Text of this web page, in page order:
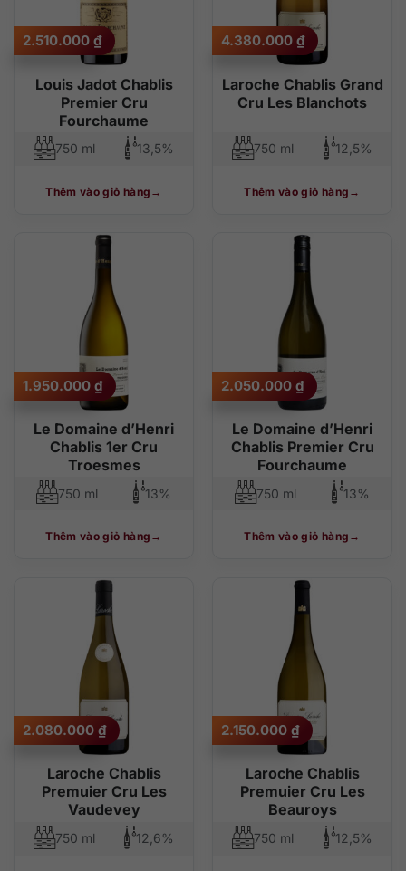
Louis Jadot Chablis
Premier Cru
Fourchaume
2.510.000 ₫
750 ml 13,5%
Thêm vào giỏ hàng
Laroche Chablis Grand
Cru Les Blanchots
4.380.000 ₫
750 ml 12,5%
Thêm vào giỏ hàng
Le Domaine d’Henri
Chablis 1er Cru
Troesmes
1.950.000 ₫
750 ml 13%
Thêm vào giỏ hàng
Le Domaine d’Henri
Chablis Premier Cru
Fourchaume
2.050.000 ₫
750 ml 13%
Thêm vào giỏ hàng
Laroche Chablis
Premuier Cru Les
Vaudevey
2.080.000 ₫
750 ml 12,6%
Laroche Chablis
Premuier Cru Les
Beauroys
2.150.000 ₫
750 ml 12,5%